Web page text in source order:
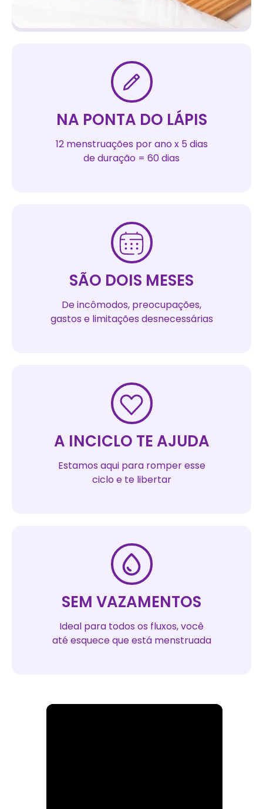
NA PONTA DO LÁPIS
12 menstruações por ano x 5 dias
de duração = 60 dias
SÃO DOIS MESES
De incômodos, preocupações,
gastos e limitações desnecessárias
A INCICLO TE AJUDA
Estamos aqui para romper esse
ciclo e te libertar
SEM VAZAMENTOS
Ideal para todos os fluxos, você
até esquece que está menstruada